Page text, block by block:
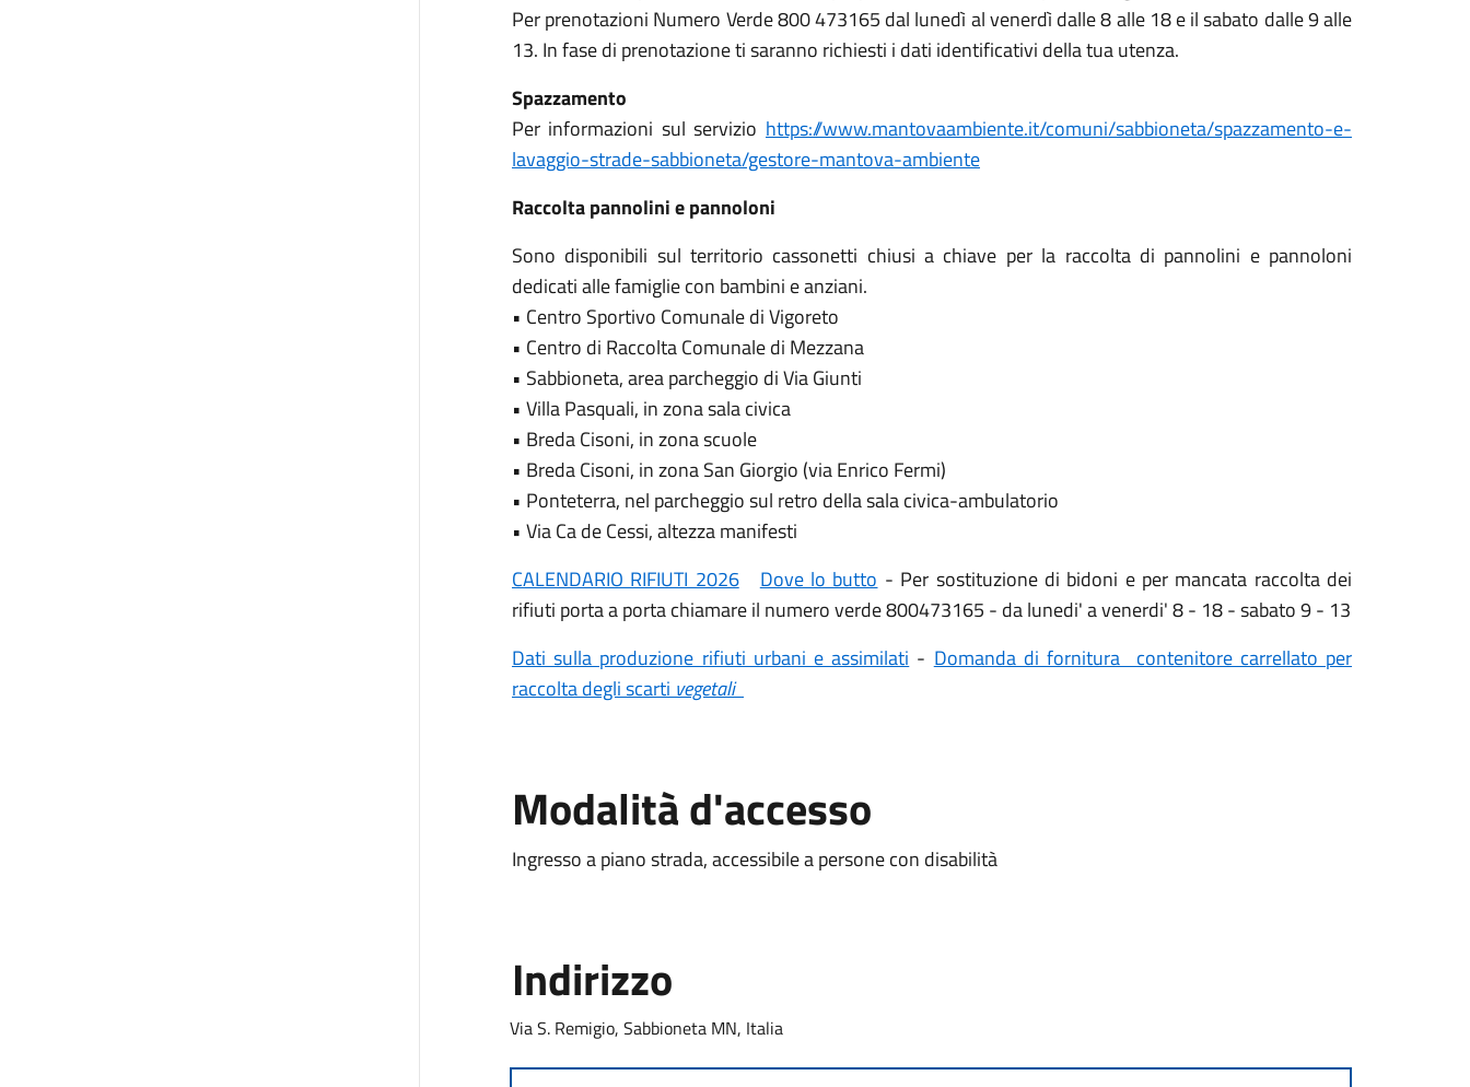
Per prenotazioni Numero Verde 800 473165 dal lunedì al venerdì dalle 8 alle 18 e il sabato dalle 9 alle
13. In fase di prenotazione ti saranno richiesti i dati identificativi della tua utenza.
Spazzamento
Per informazioni sul servizio https://www.mantovaambiente.it/comuni/sabbioneta/spazzamento-e-
lavaggio-strade-sabbioneta/gestore-mantova-ambiente
Raccolta pannolini e pannoloni
Sono disponibili sul territorio cassonetti chiusi a chiave per la raccolta di pannolini e pannoloni
dedicati alle famiglie con bambini e anziani.
• Centro Sportivo Comunale di Vigoreto
• Centro di Raccolta Comunale di Mezzana
• Sabbioneta, area parcheggio di Via Giunti
• Villa Pasquali, in zona sala civica
• Breda Cisoni, in zona scuole
• Breda Cisoni, in zona San Giorgio (via Enrico Fermi)
• Ponteterra, nel parcheggio sul retro della sala civica-ambulatorio
• Via Ca de Cessi, altezza manifesti
CALENDARIO RIFIUTI 2026
Dove lo butto - Per sostituzione di bidoni e per mancata raccolta dei
rifiuti porta a porta chiamare il numero verde 800473165 - da lunedi' a venerdi' 8 - 18 - sabato 9 - 13
Dati sulla produzione rifiuti urbani e assimilati - Domanda di fornitura contenitore carrellato per
raccolta degli scarti vegetali
Modalità d'accesso
Ingresso a piano strada, accessibile a persone con disabilità
Indirizzo
Via S. Remigio, Sabbioneta MN, Italia